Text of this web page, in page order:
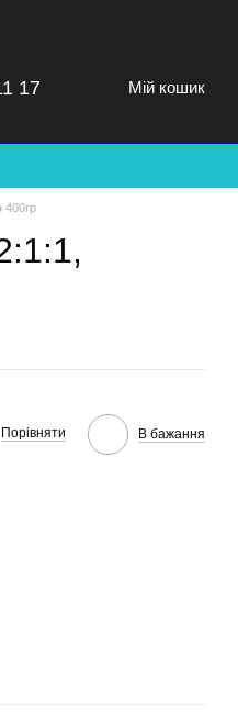
17 Мій кошик
400гр
Порівняти В бажання